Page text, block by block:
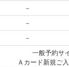
－
－
－
一般予約サ
Ａカード新規ご